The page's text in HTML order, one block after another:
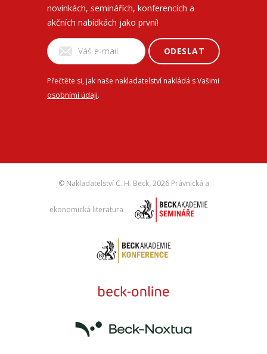
novinkách, seminářích, konferencích a
akčních nabídkách jako první!
ODESLAT
Přečtěte si, jak naše nakladatelství nakládá s Vašimi
osobními údaji.
© Nakladatelství C. H. Beck, 2026 Právnická a
ekonomická literatura